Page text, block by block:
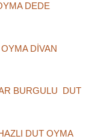
DEDE
DİVAN
BURGULU DUT
DUT OYMA